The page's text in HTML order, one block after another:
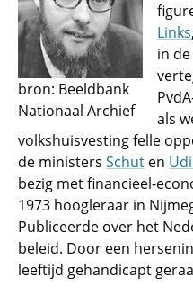
bron: Beeldbank
Nationaal Archief
Links
in
als
volkshuisvesting felle
de ministers Schut en
bezig met financieel-
1973 hoogleraar in
Publiceerde over het
beleid. Door een
leeftijd gehandicapt